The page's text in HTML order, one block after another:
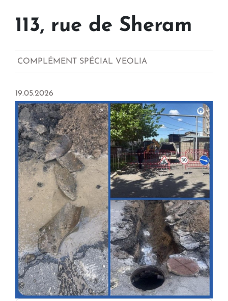
113, rue de Sheram
COMPLÉMENT SPÉCIAL VEOLIA
19.05.2026